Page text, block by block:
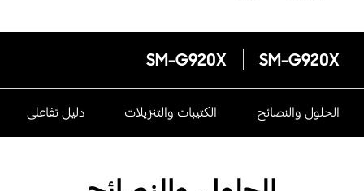
SM-G920X
SM-G920X
الحلول والنصائح الكتيبات والتنزيلات دليل تفاعلى